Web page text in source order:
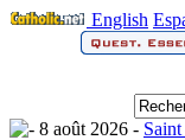
English
8 août 2026 -